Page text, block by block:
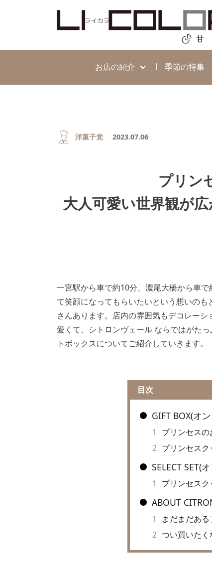
お店の紹介 季節の特集
洋菓子党 2023.07.06
プリン
大人可愛い世界観が
一宮駅から車で約10分、濃尾大橋から車
て笑顔になってもらいたいという想いの
さんあります。店内の雰囲気もデコレー
愛くて、シトロンヴェール ならではがた
トボックスについてご紹介していきます。
目次
GIFT BOX(オ
プリンセスの
プリンセス
SELECT SET(
プリンセス
ABOUT
まだまだあ
つい買いた